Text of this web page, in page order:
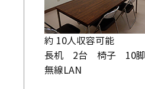
約 10人収容可能
長机 2台 椅子 10脚
無線LAN